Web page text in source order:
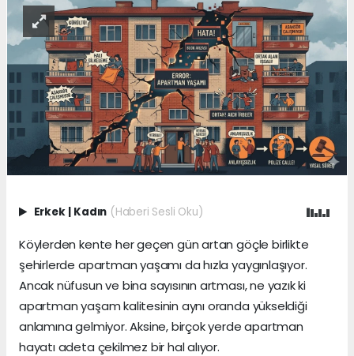
Erkek | Kadın (Haberi Sesli Oku)
Köylerden kente her geçen gün artan göçle birlikte
şehirlerde apartman yaşamı da hızla yaygınlaşıyor.
Ancak nüfusun ve bina sayısının artması, ne yazık ki
apartman yaşam kalitesinin aynı oranda yükseldiği
anlamına gelmiyor. Aksine, birçok yerde apartman
hayatı adeta çekilmez bir hal alıyor.